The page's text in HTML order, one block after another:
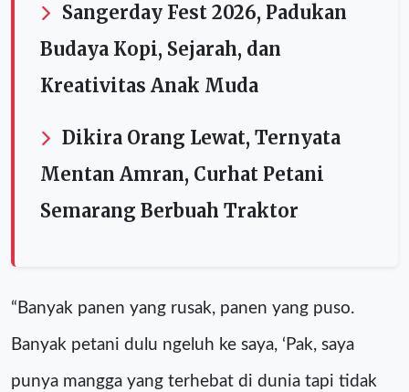
Sangerday Fest 2026, Padukan
Budaya Kopi, Sejarah, dan
Kreativitas Anak Muda
Dikira Orang Lewat, Ternyata
Mentan Amran, Curhat Petani
Semarang Berbuah Traktor
“Banyak panen yang rusak, panen yang puso.
Banyak petani dulu ngeluh ke saya, ‘Pak, saya
punya mangga yang terhebat di dunia tapi tidak